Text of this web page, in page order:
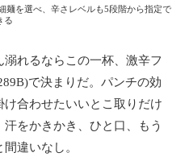
麺を選べ、辛さレベルも5段階から指定で
る
れるならこの一杯、激辛フ
で決まりだ。パンチの効
合わせたいいとこ取りだけ
をかきかき、ひと口、もう
違いなし。